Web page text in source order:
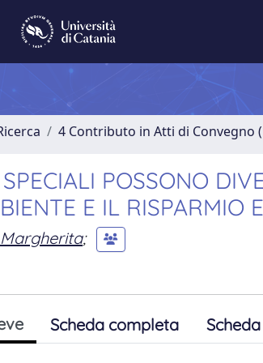
4 Contributo in Atti di Convegno
POSSONO
E IL RISPARMIO
Margherita;
Scheda completa